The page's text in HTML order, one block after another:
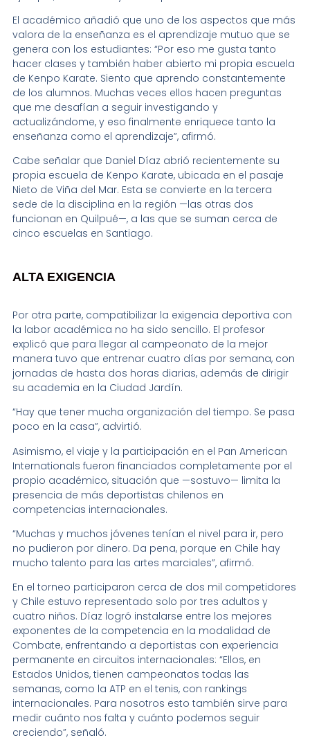
El académico añadió que uno de los aspectos que más
valora de la enseñanza es el aprendizaje mutuo que se
genera con los estudiantes: “Por eso me gusta tanto
hacer clases y también haber abierto mi propia escuela
de Kenpo Karate. Siento que aprendo constantemente
de los alumnos. Muchas veces ellos hacen preguntas
que me desafían a seguir investigando y
actualizándome, y eso finalmente enriquece tanto la
enseñanza como el aprendizaje”, afirmó.
Cabe señalar que Daniel Díaz abrió recientemente su
propia escuela de Kenpo Karate, ubicada en el pasaje
Nieto de Viña del Mar. Esta se convierte en la tercera
sede de la disciplina en la región —las otras dos
funcionan en Quilpué—, a las que se suman cerca de
cinco escuelas en Santiago.
ALTA EXIGENCIA
Por otra parte, compatibilizar la exigencia deportiva con
la labor académica no ha sido sencillo. El profesor
explicó que para llegar al campeonato de la mejor
manera tuvo que entrenar cuatro días por semana, con
jornadas de hasta dos horas diarias, además de dirigir
su academia en la Ciudad Jardín.
“Hay que tener mucha organización del tiempo. Se pasa
poco en la casa”, advirtió.
Asimismo, el viaje y la participación en el Pan American
Internationals fueron financiados completamente por el
propio académico, situación que —sostuvo— limita la
presencia de más deportistas chilenos en
competencias internacionales.
“Muchas y muchos jóvenes tenían el nivel para ir, pero
no pudieron por dinero. Da pena, porque en Chile hay
mucho talento para las artes marciales”, afirmó.
En el torneo participaron cerca de dos mil competidores
y Chile estuvo representado solo por tres adultos y
cuatro niños. Díaz logró instalarse entre los mejores
exponentes de la competencia en la modalidad de
Combate, enfrentando a deportistas con experiencia
permanente en circuitos internacionales: “Ellos, en
Estados Unidos, tienen campeonatos todas las
semanas, como la ATP en el tenis, con rankings
internacionales. Para nosotros esto también sirve para
medir cuánto nos falta y cuánto podemos seguir
creciendo”, señaló.